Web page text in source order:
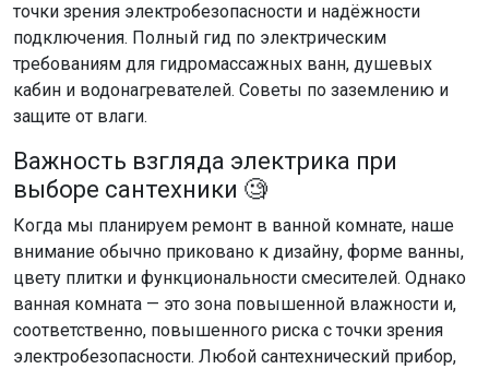
точки зрения электробезопасности и надёжности
подключения. Полный гид по электрическим
требованиям для гидромассажных ванн, душевых
кабин и водонагревателей. Советы по заземлению и
защите от влаги.
Важность взгляда электрика при
выборе сантехники 🧐
Когда мы планируем ремонт в ванной комнате, наше
внимание обычно приковано к дизайну, форме ванны,
цвету плитки и функциональности смесителей. Однако
ванная комната — это зона повышенной влажности и,
соответственно, повышенного риска с точки зрения
электробезопасности. Любой сантехнический прибор,